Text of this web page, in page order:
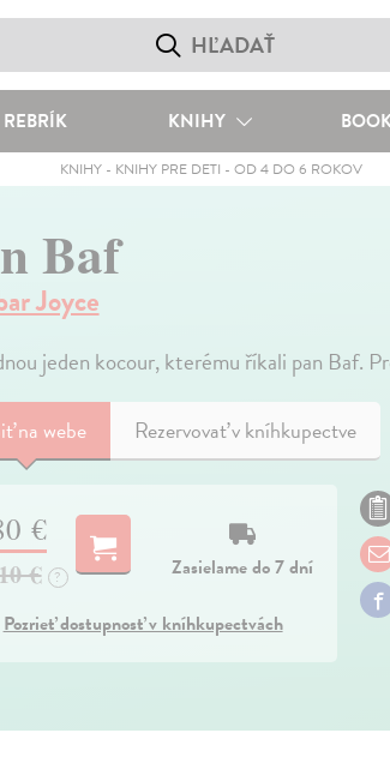
REBRÍK KNIHY
KNIHY- KNIHY PRE DETI - OD 4 DO 6 ROKOV
Baf
Joyce
jeden kocour, kterému říkali pan Baf.
na webe Rezervovať v kníhkupectve
€
€ ?
Zasielame do 7 dní
Pozrieť dostupnosť v kníhkupectvách